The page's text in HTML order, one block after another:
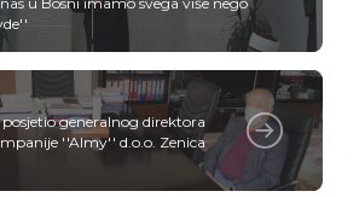
generalnog direktora
''Almy'' d.o.o. Zenica